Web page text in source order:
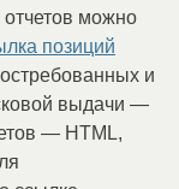
отчетов можно
позиций
и
выдачи —
— HTML,